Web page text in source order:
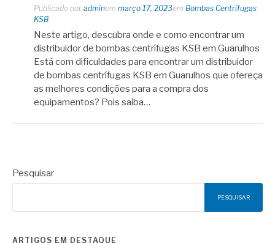
Publicado por adminem março 17, 2023em Bombas Centrífugas
KSB
Neste artigo, descubra onde e como encontrar um
distribuidor de bombas centrífugas KSB em Guarulhos
Está com dificuldades para encontrar um distribuidor
de bombas centrífugas KSB em Guarulhos que ofereça
as melhores condições para a compra dos
equipamentos? Pois saiba…
Pesquisar
PESQUISAR
ARTIGOS EM DESTAQUE